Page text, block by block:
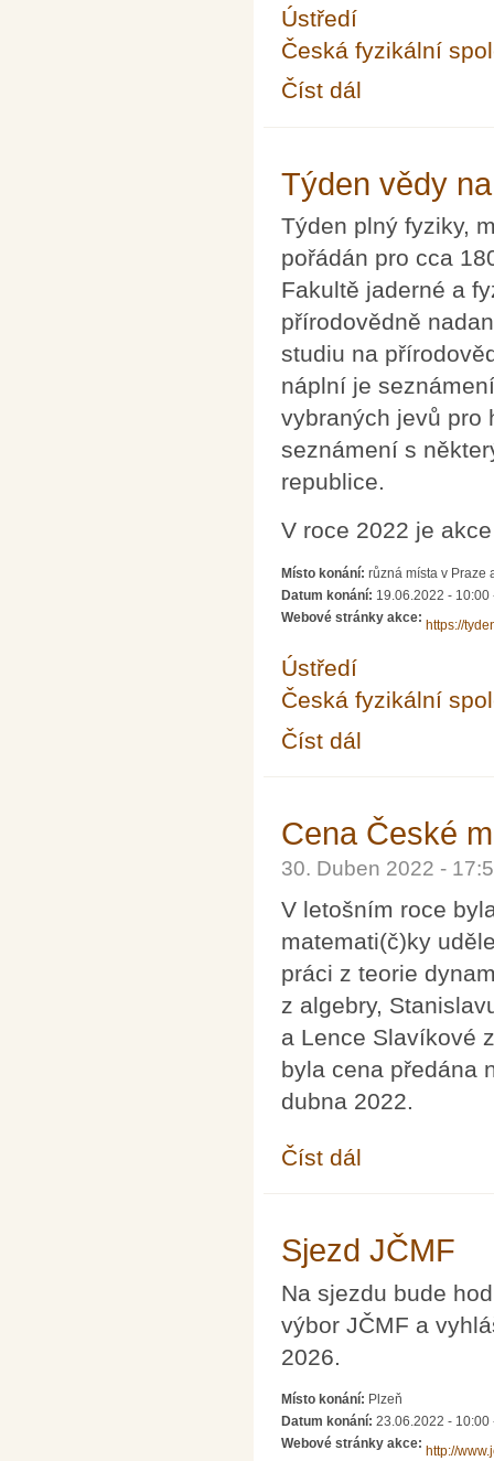
Ústředí
Česká fyzikální
Číst dál
Týden vědy
Týden plný fyziky,
pořádán pro cca
Fakultě jaderné a
přírodovědně
studiu na
náplní je
vybraných jevů pro
seznámení s
republice.
V roce 2022 je
Místo konání: různá místa v Praze
Datum konání: 19.06.2022 - 10:00
Webové stránky akce:
https://
Ústředí
Česká fyzikální
Číst dál
Cena České
30. Duben 2022 -
V letošním roce
matemati(č)ky
práci z teorie
z algebry,
a Lence Slavíkové
byla cena předána
dubna 2022.
Číst dál
Sjezd JČMF
Na sjezdu bude
výbor JČMF a
2026.
Místo konání: Plzeň
Datum konání: 23.06.2022 - 10:00
Webové stránky akce:
http://